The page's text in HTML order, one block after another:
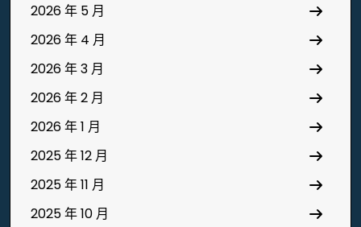
2026 年 5 月
2026 年 4 月
2026 年 3 月
2026 年 2 月
2026 年 1 月
2025 年 12 月
2025 年 11 月
2025 年 10 月